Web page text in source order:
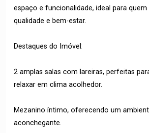
espaço e funcionalidade, ideal para
qualidade e bem-estar.
Destaques do Imóvel:
2 amplas salas com lareiras, perfeitas
relaxar em clima acolhedor.
Mezanino íntimo, oferecendo um
aconchegante.